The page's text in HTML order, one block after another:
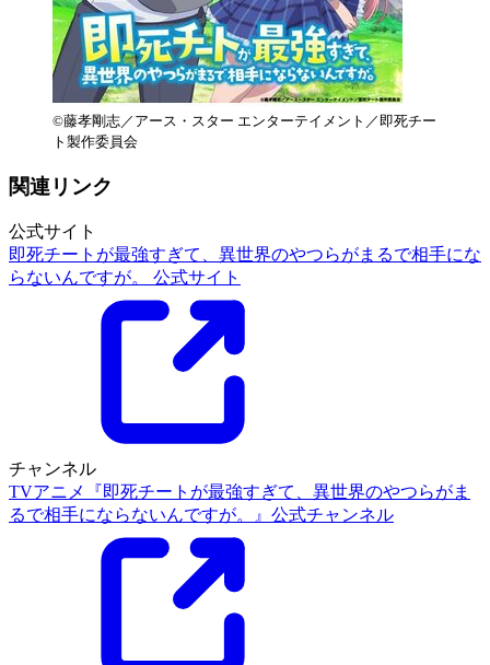
©藤孝剛志／アース・スター エンターテイメント／即死チー
ト製作委員会
関連リンク
公式サイト
即死チートが最強すぎて、異世界のやつらがまるで相手にな
らないんですが。 公式サイト
チャンネル
TVアニメ『即死チートが最強すぎて、異世界のやつらがま
るで相手にならないんですが。』公式チャンネル